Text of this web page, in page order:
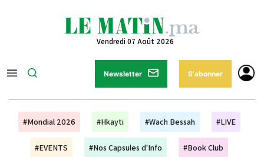
Vendredi 07 Août 2026
Newsletter S'abonner
#Mondial 2026 #Hkayti #Wach Bessah #LIVE
#EVENTS #Nos Capsules d'Info #Book Club